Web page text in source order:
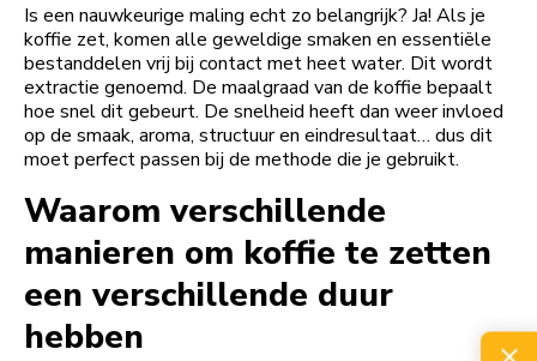
Is een nauwkeurige maling echt zo belangrijk? Ja! Als je
koffie zet, komen alle geweldige smaken en essentiële
bestanddelen vrij bij contact met heet water. Dit wordt
extractie genoemd. De maalgraad van de koffie bepaalt
hoe snel dit gebeurt. De snelheid heeft dan weer invloed
op de smaak, aroma, structuur en eindresultaat… dus dit
moet perfect passen bij de methode die je gebruikt.
Waarom verschillende
manieren om koffie te zetten
een verschillende duur
hebben